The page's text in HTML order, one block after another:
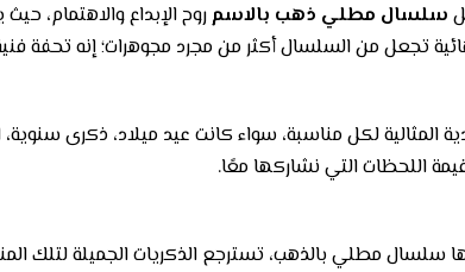
سلسال مطلي ذهب بالاسمروح الإبداع والاهتمام،
تجعل من السلسال أكثر من مجرد مجوهرات؛ إنه
المثالية لكل مناسبة، سواء كانت عيد ميلاد، ذكرى سنوية،
اللحظات التي نشاركها معًا.
مطلي بالذهب، تسترجع الذكريات الجميلة لتلك